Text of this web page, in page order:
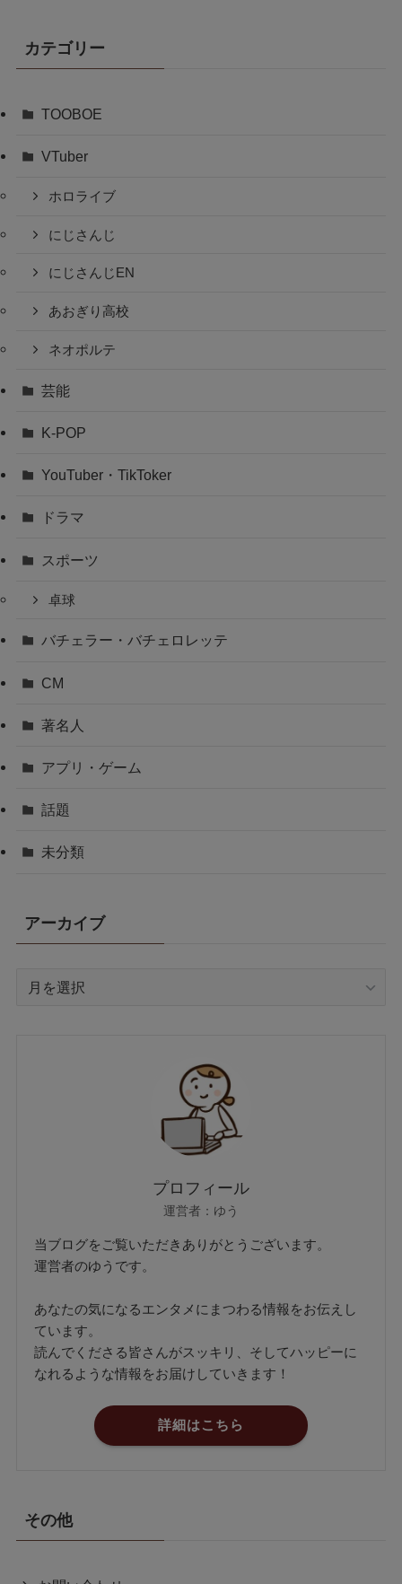
カテゴリー
TOOBOE
VTuber
ホロライブ
にじさんじ
にじさんじEN
あおぎり高校
ネオポルテ
芸能
K-POP
YouTuber・TikToker
ドラマ
スポーツ
卓球
バチェラー・バチェロレッテ
CM
著名人
アプリ・ゲーム
話題
未分類
アーカイブ
プロフィール
運営者：ゆう
当ブログをご覧いただきありがとうございます。
運営者のゆうです。
あなたの気になるエンタメにまつわる情報をお伝えし
ています。
読んでくださる皆さんがスッキリ、そしてハッピーに
なれるような情報をお届けしていきます！
詳細はこちら
その他